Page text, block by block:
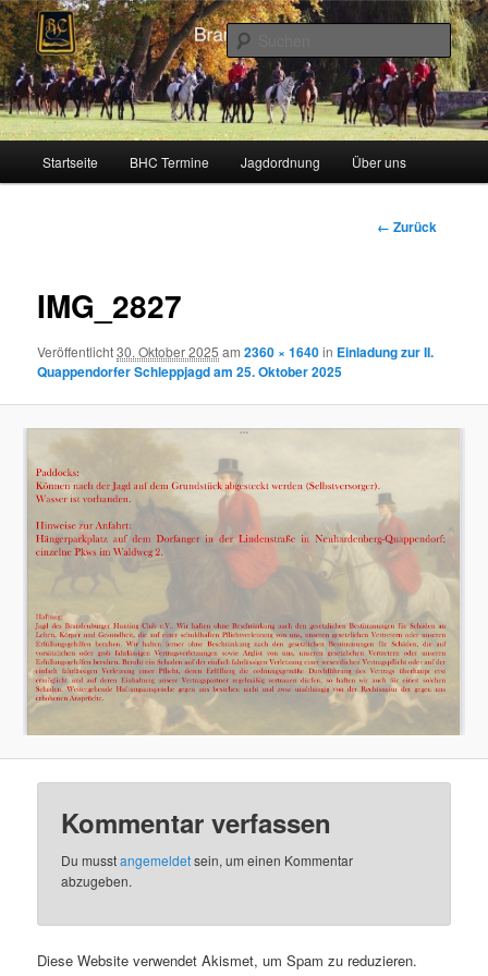
Zum
Inhalt
wechseln
Brandenburger Hunting Club
Schleppjagden und Vielseitigkeitsreiten in Berlin und Brandenburg
Startseite BHC Termine Jagdordnung Über uns
Bilder-
← Zurück
IMG_2827
Veröffentlicht30. Oktober 2025 am2360 × 1640in Einladung zur II.
Quappendorfer Schleppjagd am 25. Oktober 2025
Kommentar verfassen
Du musstangemeldetsein, um einen Kommentar
abzugeben.
Diese Website verwendet Akismet, um Spam zu reduzieren.